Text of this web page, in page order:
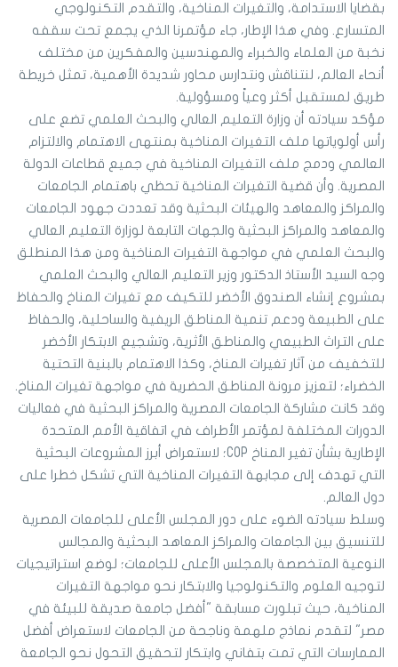
بقضايا الاستدامة، والتغيرات المناخية، والتقدم التكنولوجي
المتسارع. وفي هذا الإطار، جاء مؤتمرنا الذي يجمع تحت سقفه
نخبة من العلماء والخبراء والمهندسين والمفكرين من مختلف
أنحاء العالم، لنتناقش ونتدارس محاور شديدة الأهمية، تمثل خريطة
طريق لمستقبل أكثر وعياً ومسؤولية.
مؤكد سيادته أن وزارة التعليم العالي والبحث العلمي تضع على
رأس أولوياتها ملف التغيرات المناخية بمنتهى الاهتمام والالتزام
العالمي ودمج ملف التغيرات المناخية في جميع قطاعات الدولة
المصرية. وأن قضية التغيرات المناخية تحظي باهتمام الجامعات
والمراكز والمعاهد والهيئات البحثية وقد تعددت جهود الجامعات
والمعاهد والمراكز البحثية والجهات التابعة لوزارة التعليم العالي
والبحث العلمي في مواجهة التغيرات المناخية ومن هذا المنطلق
وجه السيد الأستاذ الدكتور وزير التعليم العالي والبحث العلمي
بمشروع إنشاء الصندوق الأخضر للتكيف مع تغيرات المناخ والحفاظ
على الطبيعة ودعم تنمية المناطق الريفية والساحلية، والحفاظ
على التراث الطبيعي والمناطق الأثرية، وتشجيع الابتكار الأخضر
للتخفيف من آثار تغيرات المناخ، وكذا الاهتمام بالبنية التحتية
الخضراء؛ لتعزيز مرونة المناطق الحضرية في مواجهة تغيرات المناخ.
وقد كانت مشاركة الجامعات المصرية والمراكز البحثية في فعاليات
الدورات المختلفة لمؤتمر الأطراف في اتفاقية الأمم المتحدة
الإطارية بشأن تغير المناخ COP؛ لاستعراض أبرز المشروعات البحثية
التي تهدف إلى مجابهة التغيرات المناخية التي تشكل خطرا على
دول العالم.
وسلط سيادته الضوء على دور المجلس الأعلى للجامعات المصرية
للتنسيق بين الجامعات والمراكز المعاهد البحثية والمجالس
النوعية المتخصصة بالمجلس الأعلى للجامعات؛ لوضع استراتيجيات
لتوجيه العلوم والتكنولوجيا والابتكار نحو مواجهة التغيرات
المناخية، حيث تبلورت مسابقة "أفضل جامعة صديقة للبيئة في
مصر" لتقدم نماذج ملهمة وناجحة من الجامعات لاستعراض أفضل
الممارسات التي تمت بتفاني وابتكار لتحقيق التحول نحو الجامعة